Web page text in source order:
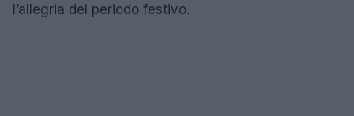
l’allegria del periodo festivo.